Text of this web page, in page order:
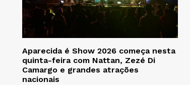
Aparecida é Show 2026 começa nesta
quinta-feira com Nattan, Zezé Di
Camargo e grandes atrações
nacionais